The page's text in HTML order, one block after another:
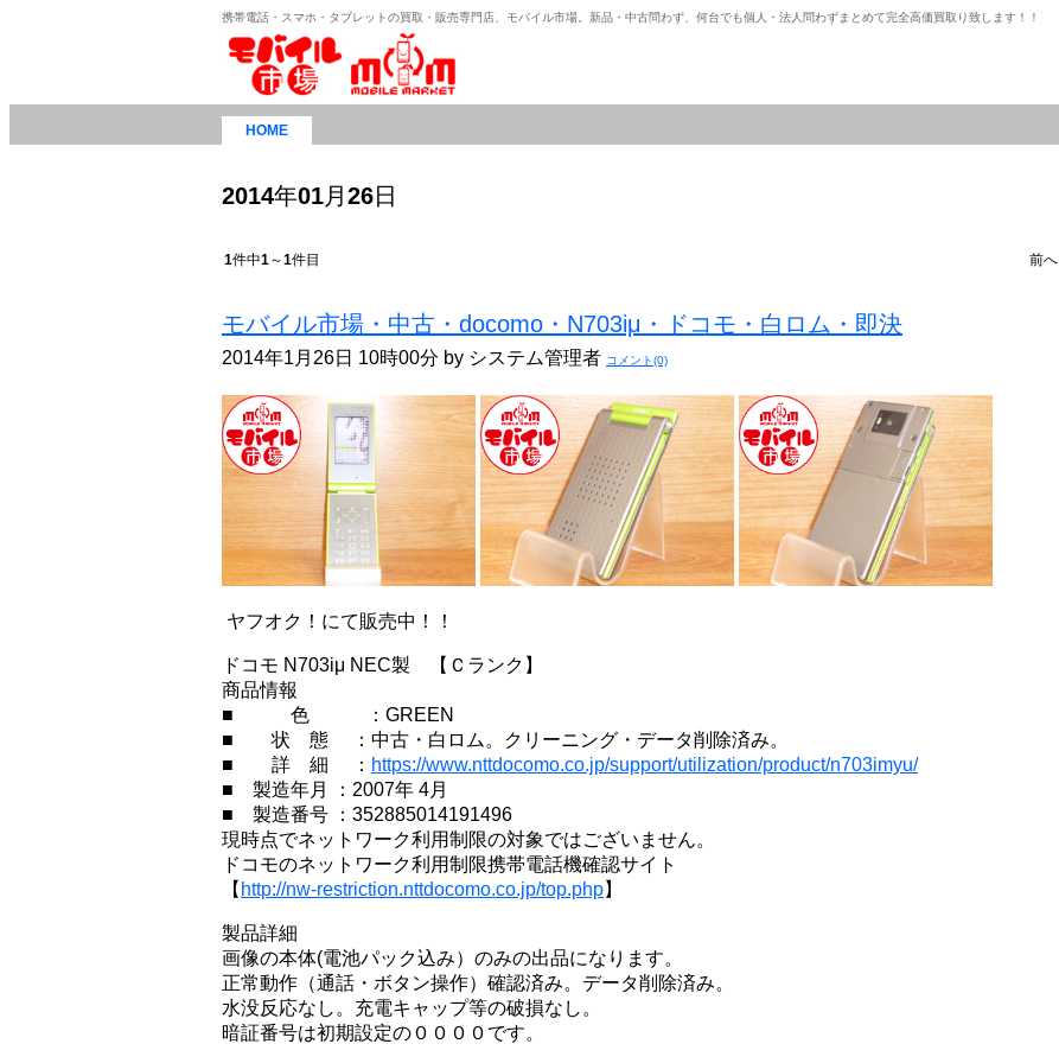
携帯電話・スマホ・タブレットの買取・販売専門店、モバイル市場。新品・中古問わず、何台でも個人・法人問わずまとめて完全高価買取り致します！！
HOME
2014年01月 26日
1件中1～1件目 前へ
モバイル市場・中古・docomo・N703iμ・ドコモ・白ロム・即決
2014年1月26日 10時00分 by システム管理者 コメント(0)
ヤフオク！にて販売中！！
ドコモ N703iμ NEC製 【Ｃランク】
商品情報
■ 色 ：GREEN
■ 状 態 ：中古・白ロム。クリーニング・データ削除済み。
■ 詳 細 ： https://www.nttdocomo.co.jp/support/utilization/product/n703imyu/
■ 製造年月 ：2007年 4月
■ 製造番号 ：352885014191496
現時点でネットワーク利用制限の対象ではございません。
ドコモのネットワーク利用制限携帯電話機確認サイト
【 http://nw-restriction.nttdocomo.co.jp/top.php】
製品詳細
画像の本体(電池パック込み）のみの出品になります。
正常動作（通話・ボタン操作）確認済み。データ削除済み。
水没反応なし。充電キャップ等の破損なし。
暗証番号は初期設定の００００です。